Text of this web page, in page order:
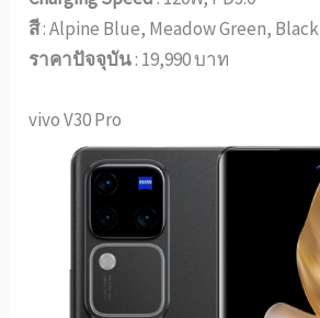
สี: Alpine Blue, Meadow Green, Black
ราคาปัจจุบัน: 19,990 บาท
vivo V30 Pro